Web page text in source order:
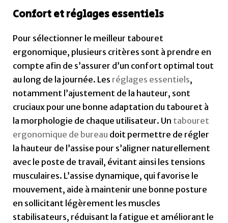
Confort et réglages essentiels
Pour sélectionner le meilleur tabouret
ergonomique, plusieurs critères sont à prendre en
compte afin de s’assurer d’un confort optimal tout
au long de la journée. Les réglages essentiels,
notamment l’ajustement de la hauteur, sont
cruciaux pour une bonne adaptation du tabouret à
la morphologie de chaque utilisateur. Un tabouret
ergonomique de bureau doit permettre de régler
la hauteur de l’assise pour s’aligner naturellement
avec le poste de travail, évitant ainsi les tensions
musculaires. L’assise dynamique, qui favorise le
mouvement, aide à maintenir une bonne posture
en sollicitant légèrement les muscles
stabilisateurs, réduisant la fatigue et améliorant le